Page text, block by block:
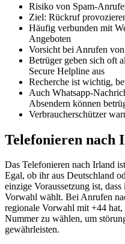
Risiko von Spam-
Ziel: Rückruf
Häufig verbunden mit
Angeboten
Vorsicht bei Anrufen
Betrüger geben sich oft
Secure Helpline aus
Recherche ist wichtig,
Auch Whatsapp-
Absendern können
Verbraucherschützer
Telefonieren nach
Das Telefonieren nach Irland
Egal, ob ihr aus Deutschland
einzige Voraussetzung ist,
Vorwahl wählt. Bei Anrufen
regionale Vorwahl mit +44
Nummer zu wählen, um
gewährleisten.